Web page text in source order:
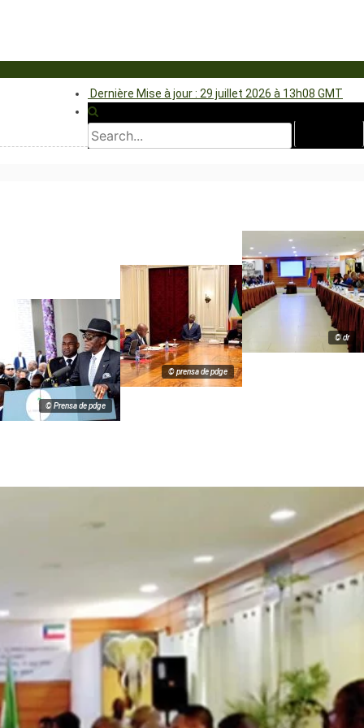
Dernière Mise à jour : 29 juillet 2026 à 13h08 GMT
© dr
© prensa de pdge
© Prensa de pdge